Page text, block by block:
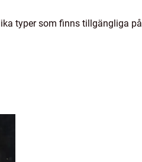
typer som finns tillgängliga på